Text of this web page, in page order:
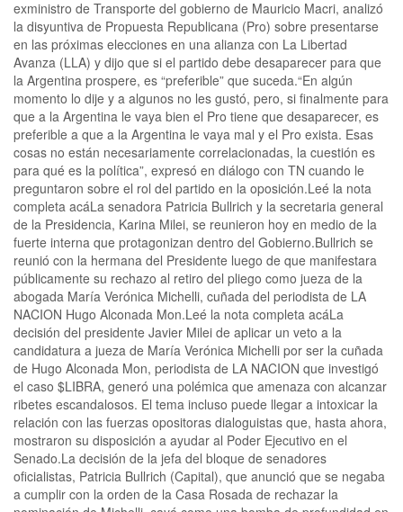
exministro de Transporte del gobierno de Mauricio Macri, analizó
la disyuntiva de Propuesta Republicana (Pro) sobre presentarse
en las próximas elecciones en una alianza con La Libertad
Avanza (LLA) y dijo que si el partido debe desaparecer para que
la Argentina prospere, es “preferible” que suceda.“En algún
momento lo dije y a algunos no les gustó, pero, si finalmente para
que a la Argentina le vaya bien el Pro tiene que desaparecer, es
preferible a que a la Argentina le vaya mal y el Pro exista. Esas
cosas no están necesariamente correlacionadas, la cuestión es
para qué es la política”, expresó en diálogo con TN cuando le
preguntaron sobre el rol del partido en la oposición.Leé la nota
completa acáLa senadora Patricia Bullrich y la secretaria general
de la Presidencia, Karina Milei, se reunieron hoy en medio de la
fuerte interna que protagonizan dentro del Gobierno.Bullrich se
reunió con la hermana del Presidente luego de que manifestara
públicamente su rechazo al retiro del pliego como jueza de la
abogada María Verónica Michelli, cuñada del periodista de LA
NACION Hugo Alconada Mon.Leé la nota completa acáLa
decisión del presidente Javier Milei de aplicar un veto a la
candidatura a jueza de María Verónica Michelli por ser la cuñada
de Hugo Alconada Mon, periodista de LA NACION que investigó
el caso $LIBRA, generó una polémica que amenaza con alcanzar
ribetes escandalosos. El tema incluso puede llegar a intoxicar la
relación con las fuerzas opositoras dialoguistas que, hasta ahora,
mostraron su disposición a ayudar al Poder Ejecutivo en el
Senado.La decisión de la jefa del bloque de senadores
oficialistas, Patricia Bullrich (Capital), que anunció que se negaba
a cumplir con la orden de la Casa Rosada de rechazar la